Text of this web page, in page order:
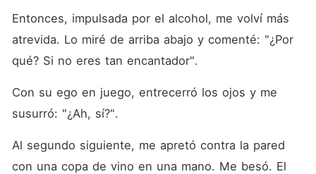
Entonces, impulsada por el alcohol, me volví más
atrevida. Lo miré de arriba abajo y comenté: "¿Por
qué? Si no eres tan encantador".
Con su ego en juego, entrecerró los ojos y me
susurró: "¿Ah, sí?".
Al segundo siguiente, me apretó contra la pared
con una copa de vino en una mano. Me besó. El